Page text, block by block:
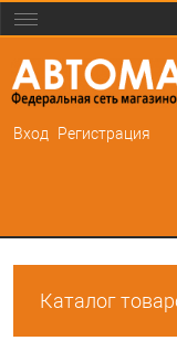
Вход Регистрация
Каталог